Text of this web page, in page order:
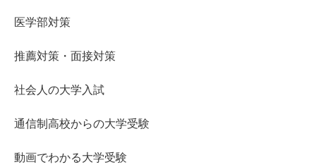
医学部対策
推薦対策・面接対策
社会人の大学入試
通信制高校からの大学受験
動画でわかる大学受験